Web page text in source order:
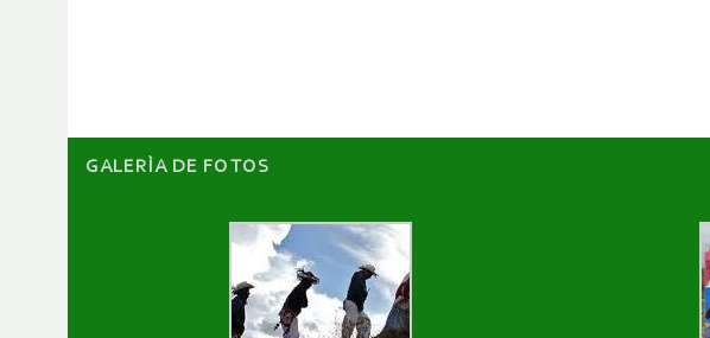
GALERÌA DE FOTOS